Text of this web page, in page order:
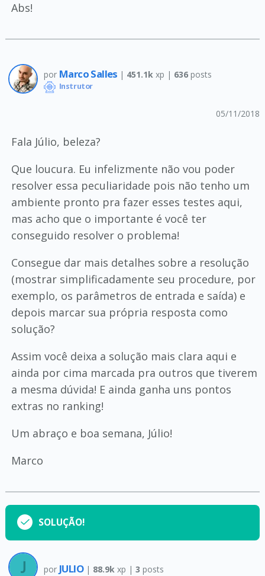
Abs!
por Marco Salles | 451.1k xp | 636 posts
Instrutor
05/11/2018
Fala Júlio, beleza?
Que loucura. Eu infelizmente não vou poder
resolver essa peculiaridade pois não tenho um
ambiente pronto pra fazer esses testes aqui,
mas acho que o importante é você ter
conseguido resolver o problema!
Consegue dar mais detalhes sobre a resolução
(mostrar simplificadamente seu procedure, por
exemplo, os parâmetros de entrada e saída) e
depois marcar sua própria resposta como
solução?
Assim você deixa a solução mais clara aqui e
ainda por cima marcada pra outros que tiverem
a mesma dúvida! E ainda ganha uns pontos
extras no ranking!
Um abraço e boa semana, Júlio!
Marco
SOLUÇÃO!
por JULIO | 88.9k xp |3 posts